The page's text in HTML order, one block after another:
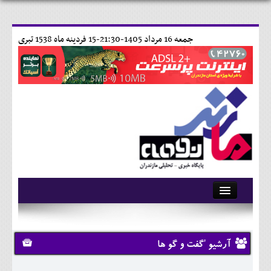
15 فردينه ماه 1538 تبری جمعه 16 مرداد 1405-21:30-
آرشیو
تماس با ما
وبلاگ
آرشیو 'گفت و گو ها